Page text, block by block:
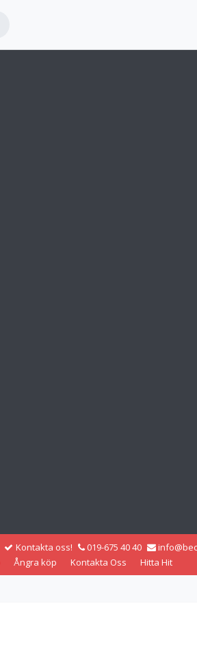
Kontakta oss! 019-675 40 40
Ångra köp Kontakta Oss Hitta Hit